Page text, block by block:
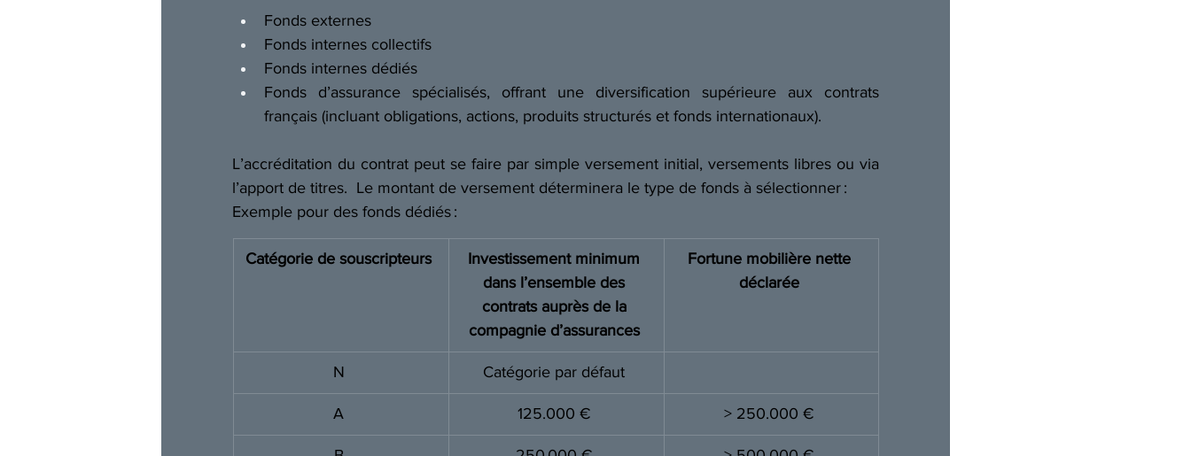
Fonds externes
Fonds internes collectifs
Fonds internes dédiés
Fonds d’assurance spécialisés, offrant une diversification supérieure aux contrats
français (incluant obligations, actions, produits structurés et fonds internationaux).
L’accréditation du contrat peut se faire par simple versement initial, versements libres ou via
l’apport de titres.  Le montant de versement déterminera le type de fonds à sélectionner :
Exemple pour des fonds dédiés :
Catégorie de souscripteurs
Investissement minimum
dans l’ensemble des
contrats auprès de la
compagnie d’assurances
Fortune mobilière nette
déclarée
N Catégorie par défaut
A 125.000 € > 250.000 €